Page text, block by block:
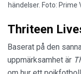
händelser. Foto: Prime
Thriteen
Baserat på den
uppmärksamhet är